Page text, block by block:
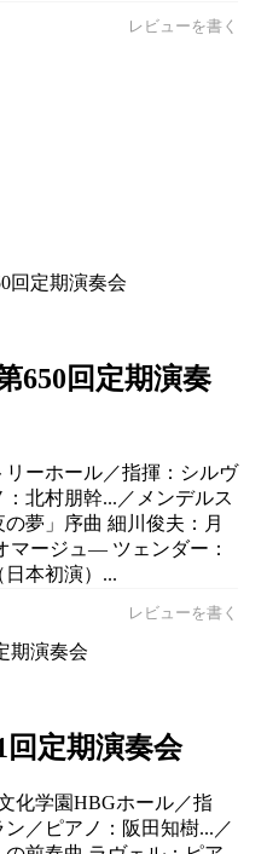
レビューを書く
650回定期演奏
リーホール／指揮：シルヴ
北村朋幹...／メンデルス
夢」序曲 細川俊夫：月
ージュ― ツェンダー：
本初演）...
レビューを書く
回定期演奏会
化学園HBGホール／指
／ピアノ：阪田知樹...／